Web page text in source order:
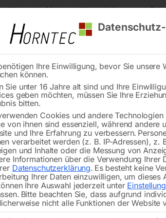
Kärnten Markenqualität Lieferung nach
Reinigung
Gewindestange
🔍
Verfügbarkeit:Nicht
Ihre Einwilligung, bevor Sie unsere
können.
Sie unter 16 Jahre alt sind und Ihre
geben möchten, müssen Sie Ihre
bitten.
Cookies und andere Technologien
von ihnen sind essenziell, während andere
und Ihre Erfahrung zu verbessern.
verarbeitet werden (z. B. IP-Adressen), z.
und Inhalte oder die Messung von
Informationen über die Verwendung Ihrer
Datenschutzerklärung. Es besteht keine
Ihrer Daten einzuwilligen, um dieses
Ihre Auswahl jederzeit unter
Bitte beachten Sie, dass aufgrund
nicht alle Funktionen der Website